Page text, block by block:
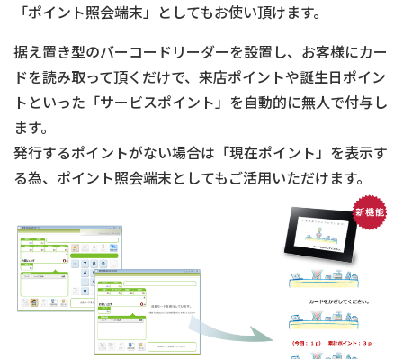
「ポイント照会端末」としてもお使い頂けます。
据え置き型のバーコードリーダーを設置し、お客様にカー
ドを読み取って頂くだけで、来店ポイントや誕生日ポイン
トといった「サービスポイント」を自動的に無人で付与し
ます。
発行するポイントがない場合は「現在ポイント」を表示す
る為、ポイント照会端末としてもご活用いただけます。